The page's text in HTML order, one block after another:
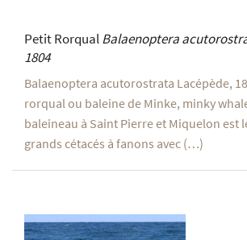
Petit RorqualBalaenoptera
1804
Balaenoptera acutorostrata Lacépède,
rorqual ou baleine de Minke, minky
baleineau à Saint Pierre et Miquelon est
grands cétacés à fanons avec (…)